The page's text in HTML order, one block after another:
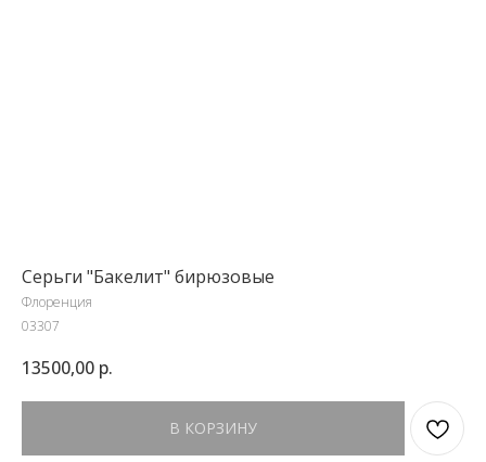
Серьги "Бакелит" бирюзовые
Флоренция
03307
13500,00 р.
В КОРЗИНУ